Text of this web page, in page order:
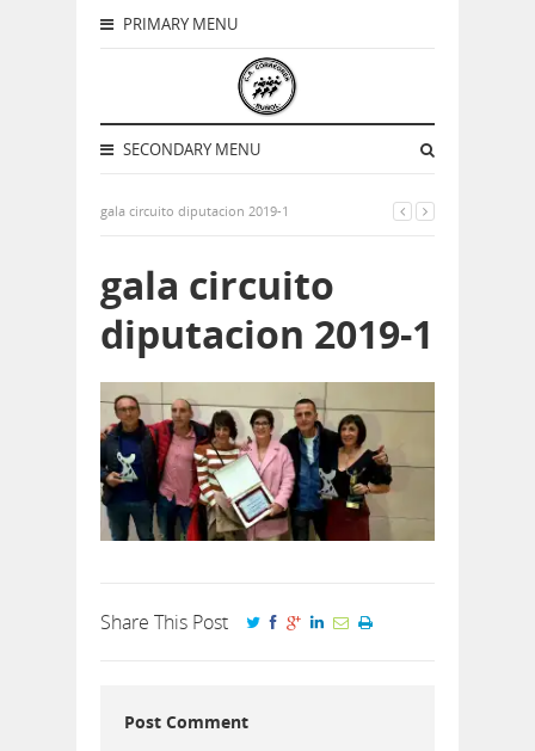
PRIMARY MENU
SECONDARY MENU
gala circuito diputacion 2019-1
gala circuito
diputacion 2019-1
Share This Post
Post Comment